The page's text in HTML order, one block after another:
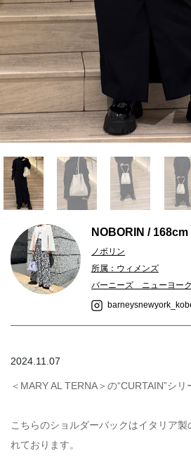
NOBORIN / 168cm
ノボリン
所属：ウィメンズ
バーニーズ ニューヨー
2024.11.07
＜MARY AL TERNA＞の“CURTAIN”シリ
こちらのショルダーバックはイタリア
れております。